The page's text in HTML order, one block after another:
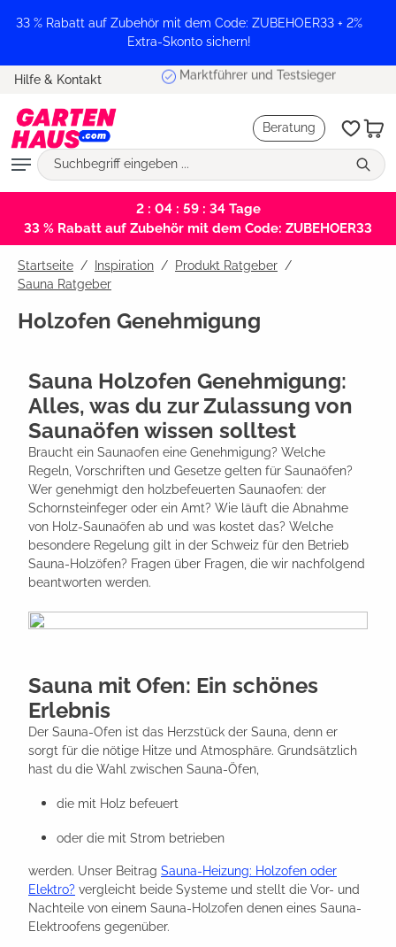
springen
33 % Rabatt auf Zubehör mit dem Code: ZUBEHOER33 + 2%
Extra-Skonto sichern!
Hilfe & Kontakt Marktführer und Testsieger
Beratung
2 : 04 : 59 : 34Tage
33 % Rabatt auf Zubehör mit dem Code: ZUBEHOER33
Startseite Inspiration / Produkt Ratgeber /
Sauna Ratgeber
Holzofen Genehmigung
Sauna Holzofen Genehmigung:
Alles, was du zur Zulassung von
Saunaöfen wissen solltest
Braucht ein Saunaofen eine Genehmigung? Welche
Regeln, Vorschriften und Gesetze gelten für Saunaöfen?
Wer genehmigt den holzbefeuerten Saunaofen: der
Schornsteinfeger oder ein Amt? Wie läuft die Abnahme
von Holz-Saunaöfen ab und was kostet das? Welche
besondere Regelung gilt in der Schweiz für den Betrieb
Sauna-Holzöfen? Fragen über Fragen, die wir nachfolgend
beantworten werden.
Sauna mit Ofen: Ein schönes
Erlebnis
Der Sauna-Ofen ist das Herzstück der Sauna, denn er
sorgt für die nötige Hitze und Atmosphäre. Grundsätzlich
hast du die Wahl zwischen Sauna-Öfen,
die mit Holz befeuert
oder die mit Strom betrieben
werden. Unser Beitrag Sauna-Heizung: Holzofen oder
Elektro? vergleicht beide Systeme und stellt die Vor- und
Nachteile von einem Sauna-Holzofen denen eines Sauna-
Elektroofens gegenüber.